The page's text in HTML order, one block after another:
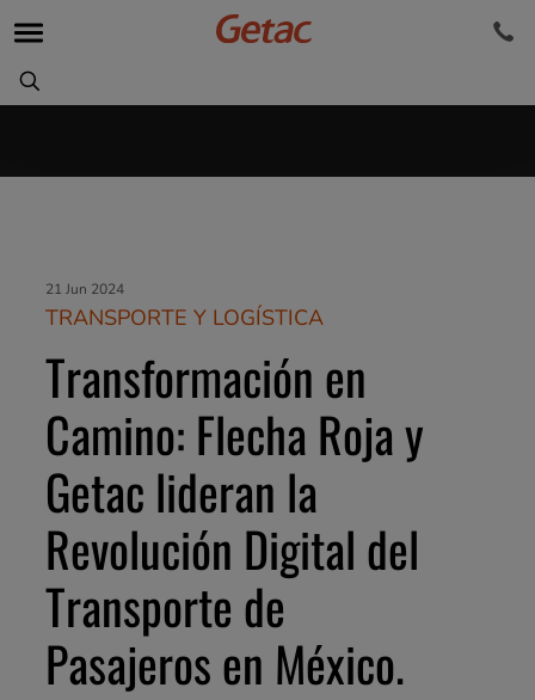
21 Jun 2024
TRANSPORTE Y LOGÍSTICA
Transformación en
Camino: Flecha Roja y
Getac lideran la
Revolución Digital del
Transporte de
Pasajeros en México.